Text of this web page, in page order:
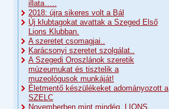
illata…..
2018: újra sikeres volt a Bál
Új klubtagokat avattak a Szeged Első
Lions Klubban.
A szeretet csomagjai..
Karácsonyi szeretet szolgálat..
A Szegedi Oroszlánok szeretik
múzeumukat és tisztelik a
muzeológusok munkáját!
Életmentő készülékeket adományozott a
SZELC
Novemberben mint mindég, LIONS